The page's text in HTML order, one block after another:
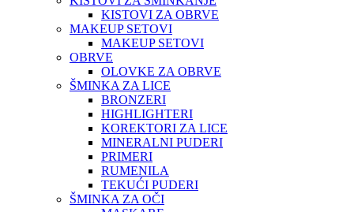
KISTOVI ZA OBRVE
MAKEUP SETOVI
MAKEUP SETOVI
OBRVE
OLOVKE ZA OBRVE
ŠMINKA ZA LICE
BRONZERI
HIGHLIGHTERI
KOREKTORI ZA LICE
MINERALNI PUDERI
PRIMERI
RUMENILA
TEKUĆI PUDERI
ŠMINKA ZA OČI